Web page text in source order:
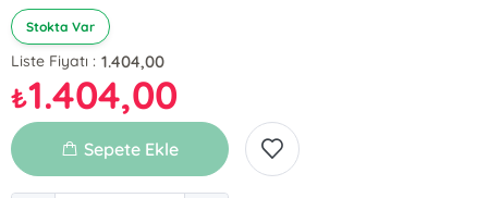
Stokta Var
Liste Fiyatı : 1.404,00
₺1.404,00
Sepete Ekle